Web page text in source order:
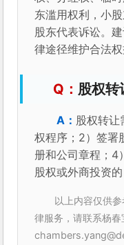
东滥用权利，小
股东代表诉讼。
律途径维护合法权
股权转
股权转让
权程序；2）签署
册和公司章程；4
股权或外商投资
以上内容仅供
律服务，请联系杨春